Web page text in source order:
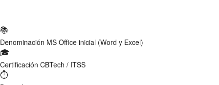
📚
Denominación MS Office inicial (Word y Excel)
🎓
Certificación CBTech / ITSS
⏱